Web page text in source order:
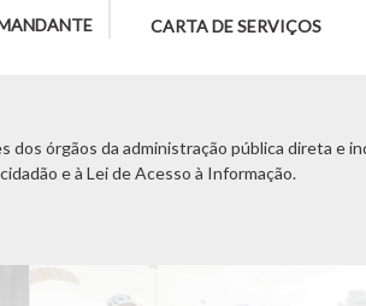
CARTA DE SERVIÇOS
dos órgãos da administração pública direta
e à Lei de Acesso à Informação.